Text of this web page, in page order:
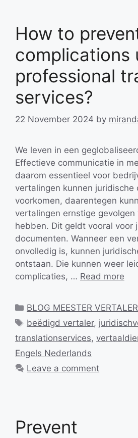
How to
complications
professional
services?
22 November 2024 by
We leven in een
Effectieve communicatie in
daarom essentieel voor
vertalingen kunnen juridische
voorkomen, daarentegen
vertalingen ernstige gevolgen
hebben. Dit geldt vooral voor
documenten. Wanneer een
onvolledig is, kunnen
ontstaan. Die kunnen weer
complicaties, … Read more
Categories
BLOG MEESTER
Tags
beëdigd vertaler,
translationservices,
Engels Nederlands
Leave a comment
Prevent